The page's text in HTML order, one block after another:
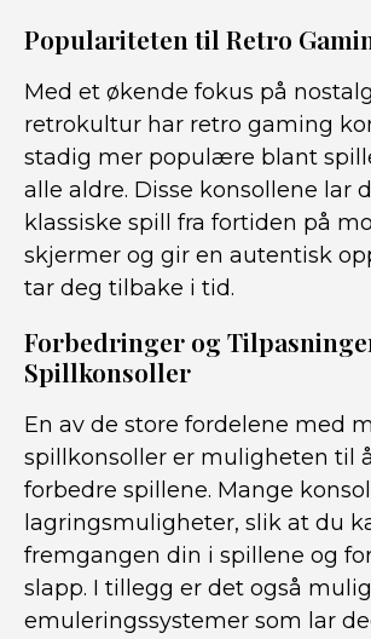
Populariteten til Retro
Med et økende fokus på
retrokultur har retro gaming
stadig mer populære blant
alle aldre. Disse konsollene lar
klassiske spill fra fortiden på
skjermer og gir en autentisk
tar deg tilbake i tid.
Forbedringer og
Spillkonsoller
En av de store fordelene med
spillkonsoller er muligheten til
forbedre spillene. Mange
lagringsmuligheter, slik at du
fremgangen din i spillene og
slapp. I tillegg er det også
emuleringssystemer som lar